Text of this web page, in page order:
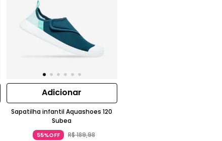
Adicionar
Sapatilha infantil Aquashoes 120
Subea
55%OFF R$189,98